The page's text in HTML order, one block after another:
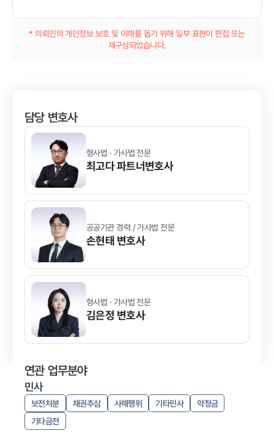
* 의뢰인의 개인정보 보호 및 이해를 돕기 위해 일부 표현이 편집 또는
재구성되었습니다.
담당 변호사
형사법 · 가사법 전문
최고다파트너변호사
공공기관 경력 / 가사법 전문
손현태 변호사
형사법 · 가사법 전문
김은정 변호사
연관 업무분야
민사
보전처분 채권추심 사해행위 기타민사
약정금
기타금전